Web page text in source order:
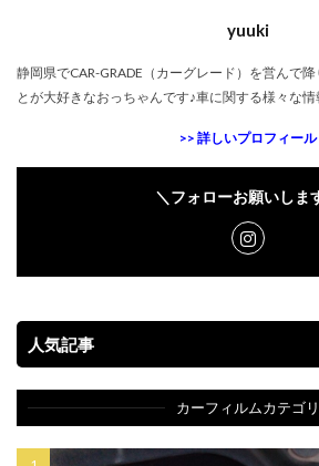
yuuki
静岡県でCAR-GRADE（カーグレード） を営んで
とが大好きなおっちゃんです♪車に関する様々な情
>> 詳しいプロフィール
＼フォローお願いしま
人気記事
カーフィルムカテゴリ